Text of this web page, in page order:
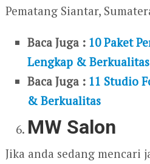
Pematang Siantar,
Baca Juga : 10 Paket
Lengkap & Berkualitas
Baca Juga : 11 Studio
& Berkualitas
MW Salon
Jika anda sedang mencari